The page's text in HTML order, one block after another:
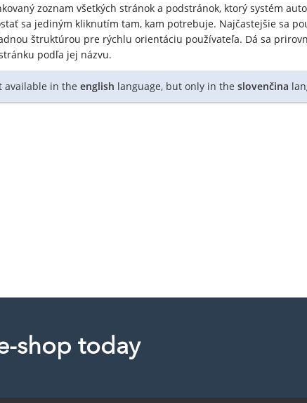
zoznam všetkých stránok a podstránok, ktorý systém
sa jediným kliknutím tam, kam potrebuje. Najčastejšie sa
štruktúrou pre rýchlu orientáciu používateľa. Dá sa
podľa jej názvu.
available in the english language, but only in the slovenčina
shop today